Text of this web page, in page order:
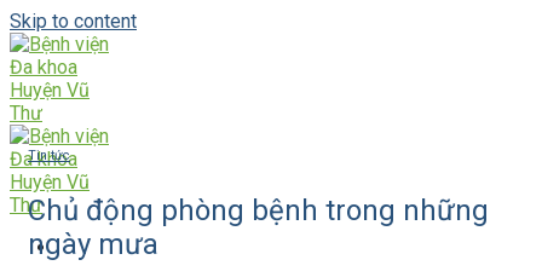
Skip to content
Tin tức
Chủ động phòng bệnh trong những
ngày mưa